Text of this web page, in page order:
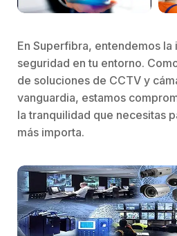
En Superfibra, entendemos la
seguridad en tu entorno.
de soluciones de CCTV y
vanguardia, estamos
la tranquilidad que necesitas
más importa.